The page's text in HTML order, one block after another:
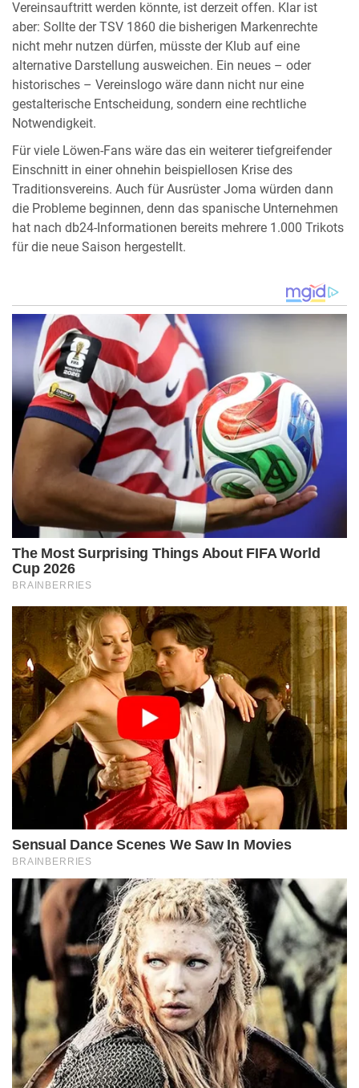
Vereinsauftritt werden könnte, ist derzeit offen. Klar ist
aber: Sollte der TSV 1860 die bisherigen Markenrechte
nicht mehr nutzen dürfen, müsste der Klub auf eine
alternative Darstellung ausweichen. Ein neues – oder
historisches – Vereinslogo wäre dann nicht nur eine
gestalterische Entscheidung, sondern eine rechtliche
Notwendigkeit.
Für viele Löwen-Fans wäre das ein weiterer tiefgreifender
Einschnitt in einer ohnehin beispiellosen Krise des
Traditionsvereins. Auch für Ausrüster Joma würden dann
die Probleme beginnen, denn das spanische Unternehmen
hat nach db24-Informationen bereits mehrere 1.000 Trikots
für die neue Saison hergestellt.